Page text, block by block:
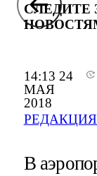
14:13 24
МАЯ
2018
СЛЕДИТЕ
В